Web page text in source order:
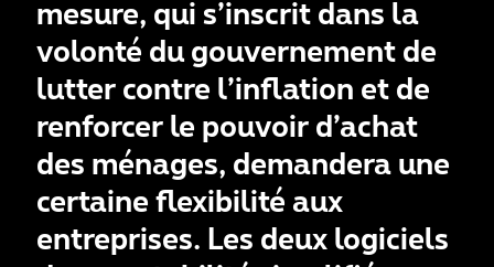
mesure, qui s’inscrit dans la
volonté du gouvernement de
lutter contre l’inflation et de
renforcer le pouvoir d’achat
des ménages, demandera une
certaine flexibilité aux
entreprises. Les deux logiciels